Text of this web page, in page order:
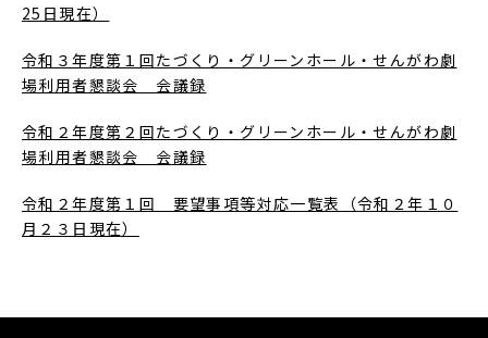
25日現在）
令和３年度第１回たづくり・グリーンホール・せんがわ劇
場利用者懇談会 会議録
令和２年度第２回たづくり・グリーンホール・せんがわ劇
場利用者懇談会 会議録
令和２年度第１回 要望事項等対応一覧表（令和２年１０
月２３日現在）